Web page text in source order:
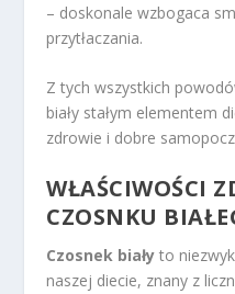
– doskonale wzbogaca
przytłaczania.
Z tych wszystkich
biały stałym elementem
zdrowie i dobre
WŁAŚCIWOŚCI
CZOSNKU
Czosnek biały to
naszej diecie, znany z